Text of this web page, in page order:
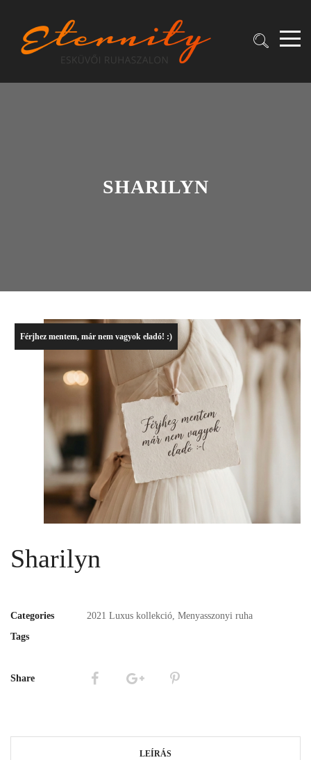
SHARILYN
Férjhez mentem, már nem vagyok eladó! :)
Sharilyn
Categories 2021 Luxus kollekció, Menyasszonyi ruha
Tags
Share
LEÍRÁS